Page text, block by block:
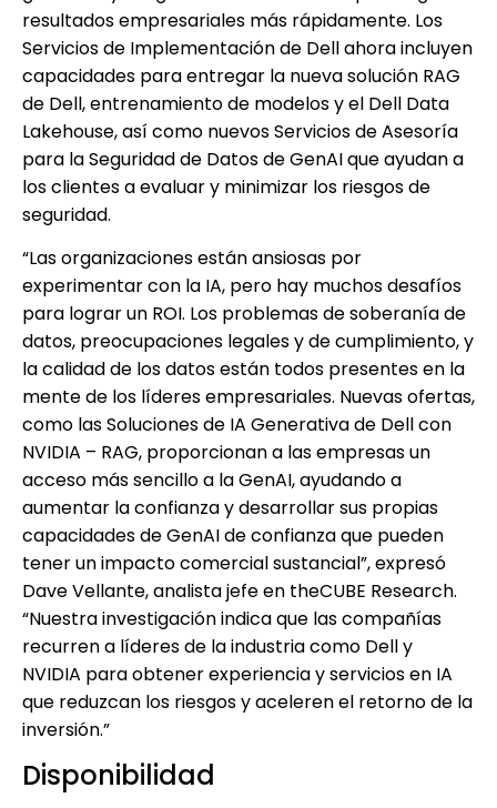
resultados empresariales más rápidamente. Los
Servicios de Implementación de Dell ahora incluyen
capacidades para entregar la nueva solución RAG
de Dell, entrenamiento de modelos y el Dell Data
Lakehouse, así como nuevos Servicios de Asesoría
para la Seguridad de Datos de GenAI que ayudan a
los clientes a evaluar y minimizar los riesgos de
seguridad.
“Las organizaciones están ansiosas por
experimentar con la IA, pero hay muchos desafíos
para lograr un ROI. Los problemas de soberanía de
datos, preocupaciones legales y de cumplimiento, y
la calidad de los datos están todos presentes en la
mente de los líderes empresariales. Nuevas ofertas,
como las Soluciones de IA Generativa de Dell con
NVIDIA – RAG, proporcionan a las empresas un
acceso más sencillo a la GenAI, ayudando a
aumentar la confianza y desarrollar sus propias
capacidades de GenAI de confianza que pueden
tener un impacto comercial sustancial”, expresó
Dave Vellante, analista jefe en theCUBE Research.
“Nuestra investigación indica que las compañías
recurren a líderes de la industria como Dell y
NVIDIA para obtener experiencia y servicios en IA
que reduzcan los riesgos y aceleren el retorno de la
inversión.”
Disponibilidad